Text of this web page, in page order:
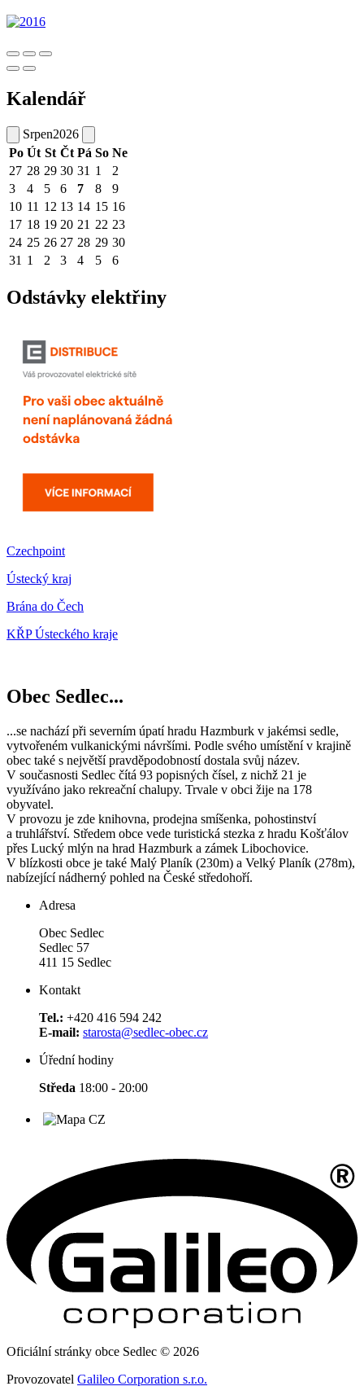
Kalendář
Srpen2026
Po Út St Čt Pá So Ne
27 28 29 30 31 1
2
3
4 5 6 7 8
9
10 11 12 13 14 15 16
17 18 19 20 21 22 23
24 25 26 27 28 29 30
31 1 2 3 4 5 6
Odstávky elektřiny
Czechpoint
Ústecký kraj
Brána do Čech
KŘP Ústeckého kraje
Obec Sedlec...
...se nachází při severním úpatí hradu Hazmburk v jakémsi sedle,
vytvořeném vulkanickými návršími. Podle svého umístění v krajině
obec také s největší pravděpodobností dostala svůj název.
V současnosti Sedlec čítá 93 popisných čísel, z nichž 21 je
využíváno jako rekreační chalupy. Trvale v obci žije na 178
obyvatel.
V provozu je zde knihovna, prodejna smíšenka, pohostinství
a truhlářství. Středem obce vede turistická stezka z hradu Košťálov
přes Lucký mlýn na hrad Hazmburk a zámek Libochovice.
V blízkosti obce je také Malý Planík (230m) a Velký Planík (278m),
nabízející nádherný pohled na České středohoří.
Adresa
Obec Sedlec
Sedlec 57
411 15 Sedlec
Kontakt
Tel.: +420 416 594 242
E-mail: starosta@sedlec-obec.cz
Úřední hodiny
Středa 18:00 - 20:00
Oficiální stránky obce Sedlec © 2026
Provozovatel Galileo Corporation s.r.o.